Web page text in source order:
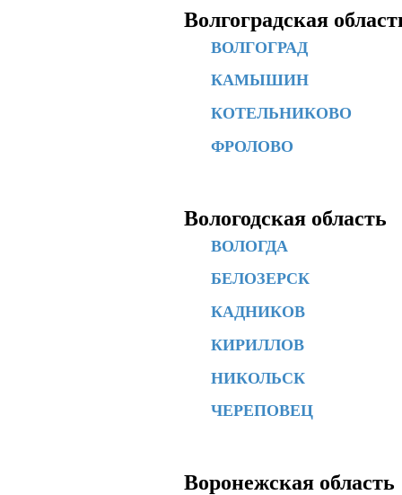
Волгоградская
ВОЛГОГРАД
КАМЫШИН
КОТЕЛЬНИКОВО
ФРОЛОВО
Вологодская область
ВОЛОГДА
БЕЛОЗЕРСК
КАДНИКОВ
КИРИЛЛОВ
НИКОЛЬСК
ЧЕРЕПОВЕЦ
Воронежская область